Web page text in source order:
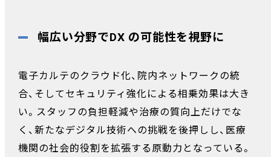
幅広い分野でDX の可能性を視野に
電子カルテのクラウド化、院内ネットワークの統
合、そしてセキュリティ強化による相乗効果は大き
い。スタッフの負担軽減や治療の質向上だけでな
く、新たなデジタル技術への挑戦を後押しし、医療
機関の社会的役割を拡張する原動力となっている。